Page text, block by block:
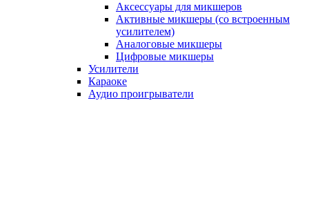
Аксессуары для микшеров
Активные микшеры (со встроенным
усилителем)
Аналоговые микшеры
Цифровые микшеры
Усилители
Караоке
Аудио проигрыватели